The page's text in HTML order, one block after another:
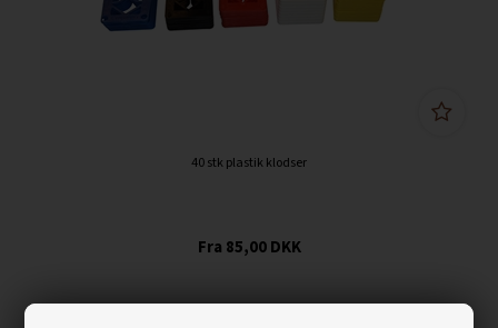
40 stk plastik klodser
85,00DKK